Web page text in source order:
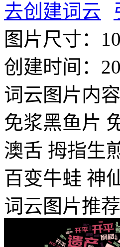
去创建词云
图片尺寸：
创建时间：
词云图片内容
免浆黑鱼片
澳舌 拇指生
百变牛蛙 神
词云图片推荐